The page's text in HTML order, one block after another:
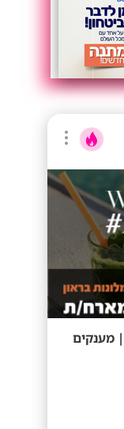
מלצרים/יות למלונות BROWN | מענקים